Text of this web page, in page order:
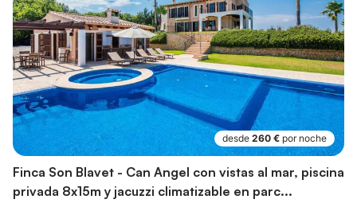
desde 260 € por noche
Finca Son Blavet - Can Angel con vistas al mar, piscina
privada 8x15m y jacuzzi climatizable en parc...